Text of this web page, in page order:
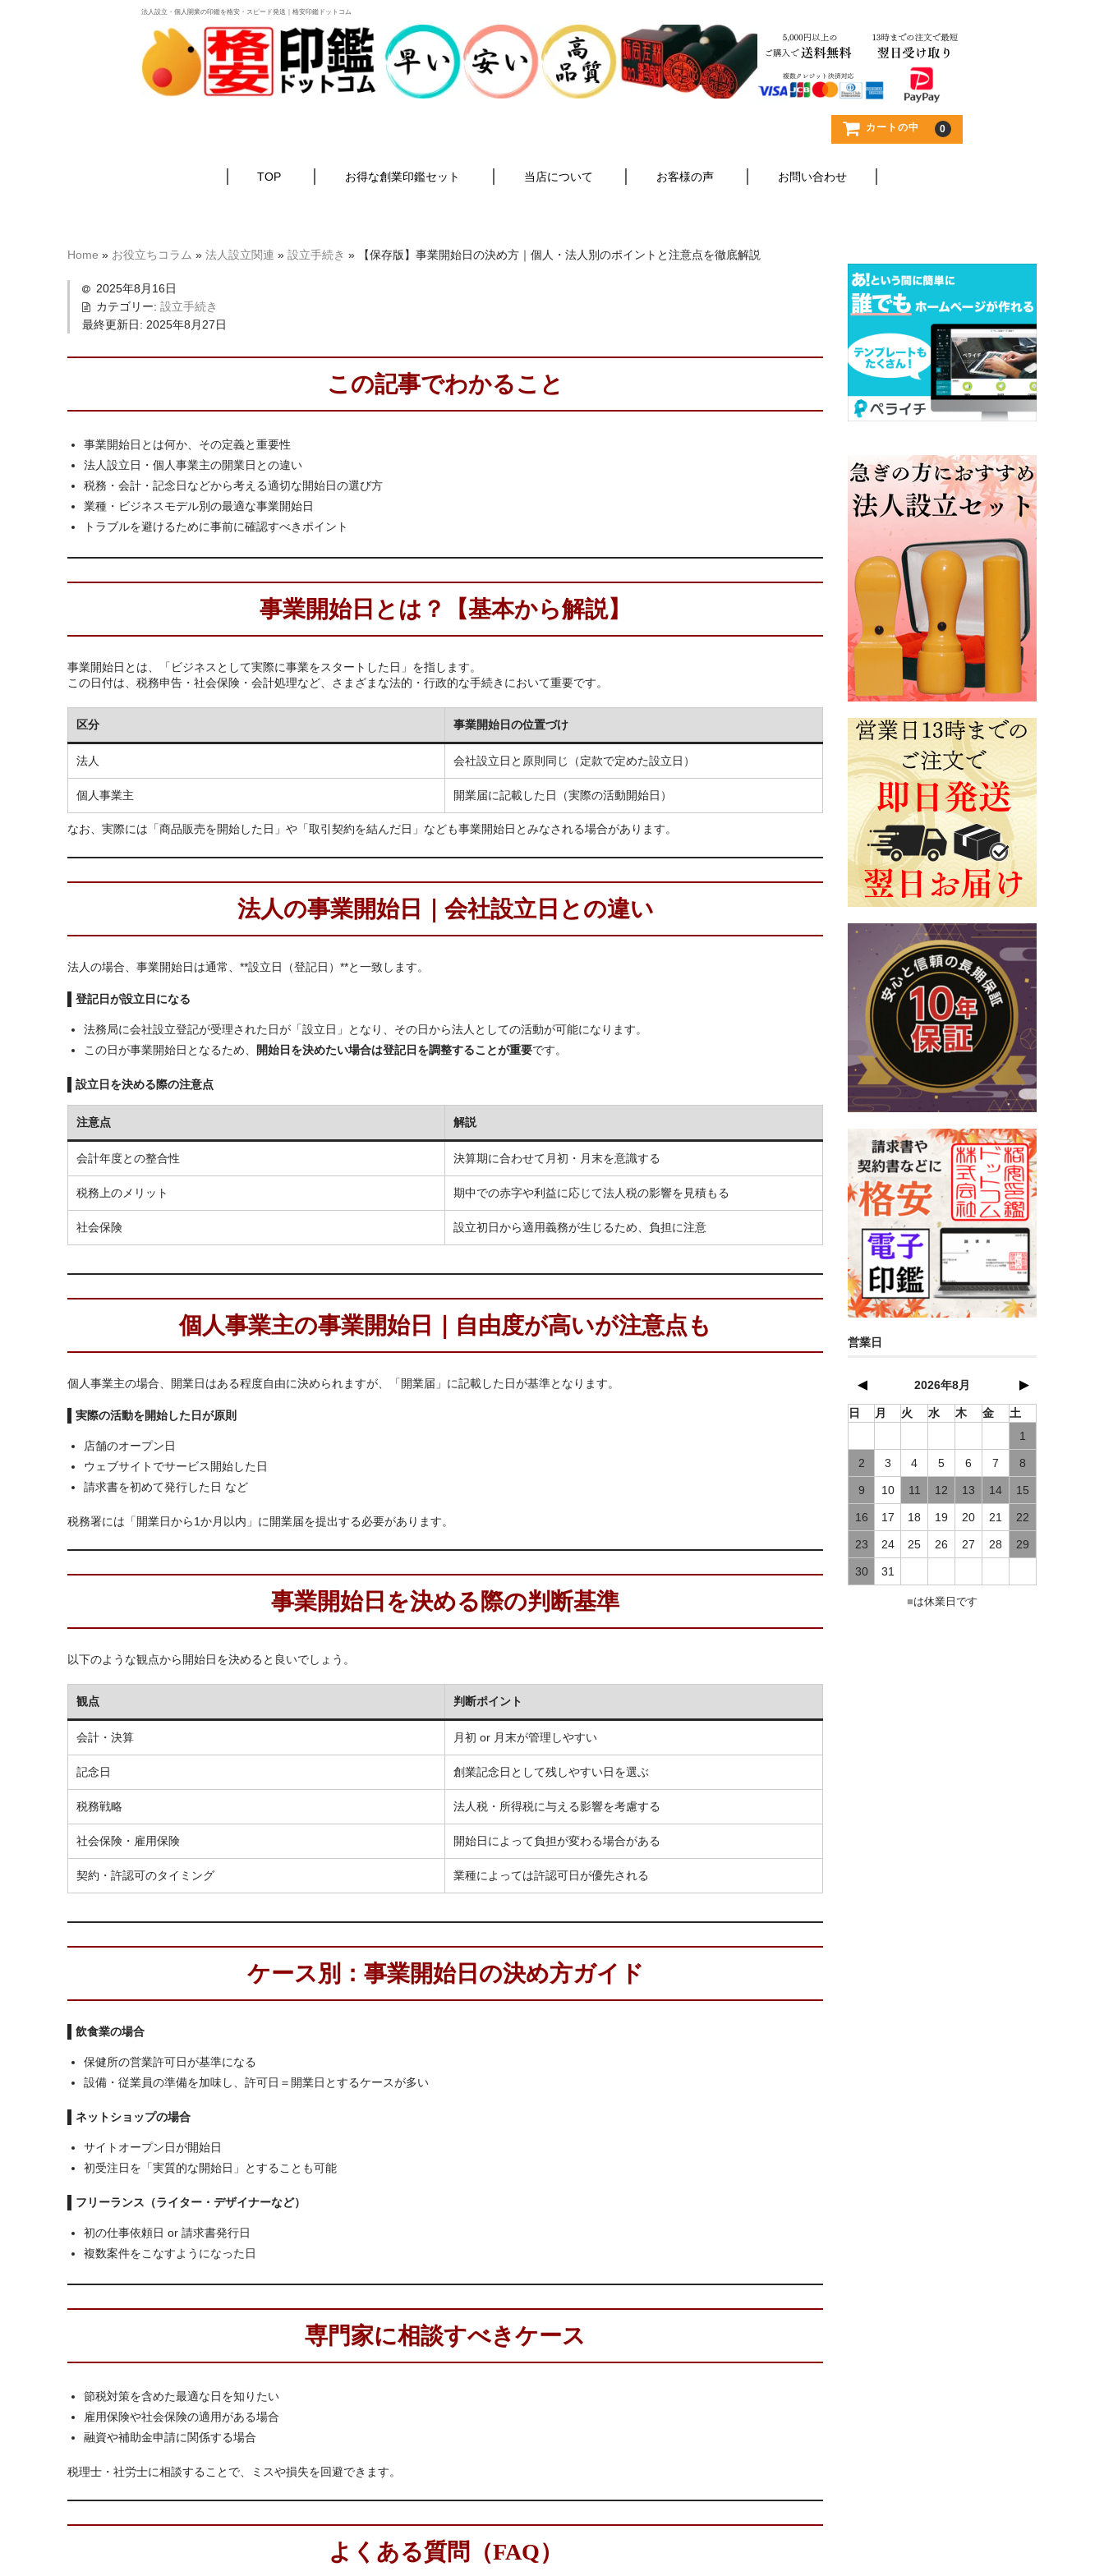
法人設立・個人開業の印鑑を格安・スピード発送｜格安印鑑ドットコム
カートの中 0
TOP お得な創業印鑑セット 当店について お客様の声 お問い合わせ
Home » お役立ちコラム » 法人設立関連 » 設立手続き » 【保存版】事業開始日の決め方｜個人・法人別のポイントと注意点を徹底解説
2025年8月16日
カテゴリー: 設立手続き
最終更新日: 2025年8月27日
この記事でわかること
事業開始日とは何か、その定義と重要性
法人設立日・個人事業主の開業日との違い
税務・会計・記念日などから考える適切な開始日の選び方
業種・ビジネスモデル別の最適な事業開始日
トラブルを避けるために事前に確認すべきポイント
事業開始日とは？【基本から解説】
事業開始日とは、「ビジネスとして実際に事業をスタートした日」を指します。
この日付は、税務申告・社会保険・会計処理など、さまざまな法的・行政的な手続きにおいて重要です。
区分 事業開始日の位置づけ
法人 会社設立日と原則同じ（定款で定めた設立日）
個人事業主 開業届に記載した日（実際の活動開始日）
なお、実際には「商品販売を開始した日」や「取引契約を結んだ日」なども事業開始日とみなされる場合があります。
法人の事業開始日｜会社設立日との違い
法人の場合、事業開始日は通常、**設立日（登記日）**と一致します。
登記日が設立日になる
法務局に会社設立登記が受理された日が「設立日」となり、その日から法人としての活動が可能になります。
この日が事業開始日となるため、
開始日を決めたい場合は登記日を調整することが重要です。
設立日を決める際の注意点
注意点 解説
会計年度との整合性 決算期に合わせて月初・月末を意識する
税務上のメリット 期中での赤字や利益に応じて法人税の影響を見積もる
社会保険 設立初日から適用義務が生じるため、負担に注意
個人事業主の事業開始日｜自由度が高いが注意点も
個人事業主の場合、開業日はある程度自由に決められますが、「開業届」に記載した日が基準となります。
実際の活動を開始した日が原則
店舗のオープン日
ウェブサイトでサービス開始した日
請求書を初めて発行した日 など
税務署には「開業日から1か月以内」に開業届を提出する必要があります。
事業開始日を決める際の判断基準
以下のような観点から開始日を決めると良いでしょう。
観点 判断ポイント
会計・決算 月初 or 月末が管理しやすい
記念日 創業記念日として残しやすい日を選ぶ
税務戦略 法人税・所得税に与える影響を考慮する
社会保険・雇用保険 開始日によって負担が変わる場合がある
契約・許認可のタイミング 業種によっては許認可日が優先される
ケース別：事業開始日の決め方ガイド
飲食業の場合
保健所の営業許可日が基準になる
設備・従業員の準備を加味し、許可日＝開業日とするケースが多い
ネットショップの場合
サイトオープン日が開始日
初受注日を「実質的な開始日」とすることも可能
フリーランス（ライター・デザイナーなど）
初の仕事依頼日 or 請求書発行日
複数案件をこなすようになった日
専門家に相談すべきケース
節税対策を含めた最適な日を知りたい
雇用保険や社会保険の適用がある場合
融資や補助金申請に関係する場合
税理士・社労士に相談することで、ミスや損失を回避できます。
よくある質問（FAQ）
営業日
▲ 2026年8月 ▼
日 月 火 水 木 金
土
1
2 3 4 5 6 7 8
9 10 11 12 13 14 15
16 17 18 19 20 21 22
23 24 25 26 27 28 29
30 31
■は休業日です